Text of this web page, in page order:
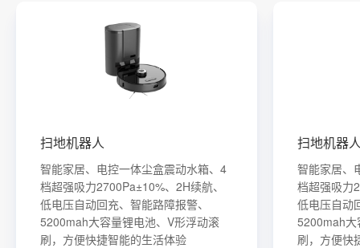
扫地机器人
智能家居、电控一体尘盒震动水箱、4
档超强吸力2700Pa±10%、2H续航、
低电压自动回充、智能路障报警、
5200mah大容量锂电池、V形浮动滚
刷，方便快捷智能的生活体验
扫地机器
智能家居、
档超强吸力
低电压自动
5200mah大
刷，方便快